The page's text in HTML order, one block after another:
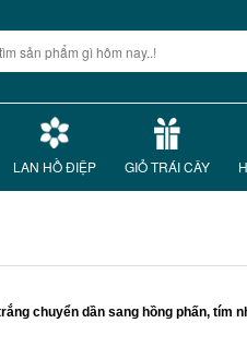
LAN HỒ ĐIỆP GIỎ TRÁI CÂY
chuyển dần sang hồng phấn, tím